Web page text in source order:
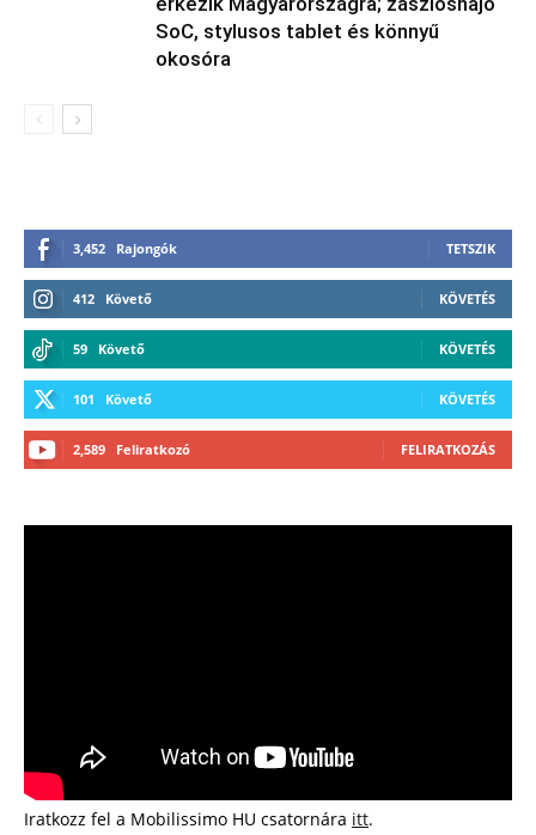
SoC, stylusos tablet és könnyű
okosóra
3,452 Rajongók TETSZIK
412 Követő KÖVETÉS
59 Követő KÖVETÉS
101 Követő KÖVETÉS
2,589 Feliratkozó FELIRATKOZÁS
Iratkozz fel a Mobilissimo HU csatornára itt.